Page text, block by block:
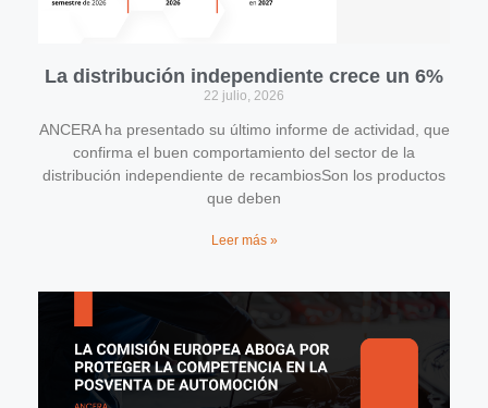
La distribución independiente crece un 6%
22 julio, 2026
ANCERA ha presentado su último informe de actividad, que
confirma el buen comportamiento del sector de la
distribución independiente de recambiosSon los productos
que deben
Leer más »